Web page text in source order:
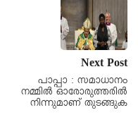
Next Post
പാപ്പാ : സമാധാനം
നമ്മിൽ ഓരോരുത്തരിൽ
നിന്നുമാണ് തുടങ്ങുക